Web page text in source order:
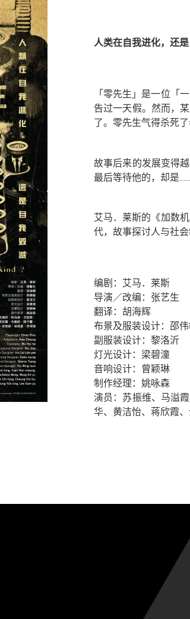
人类在自我进化，还是
「零先生」是一位「
告过一天假。然而，
了。零先生气得杀死
故事后来的发展变得
最后等待他的，却是
艾马．莱斯的 《加数
代，故事探讨人与社
编剧：艾马．莱斯
导演／改编：张艺生
翻译：胡海辉
布景及服装设计：邵
副服装设计：黎洛沂
灯光设计：梁碧潼
音响设计：曾颖琳
制作经理：姚咏森
演员：苏振维、马溢
华、黄洁怡、蒋欣霞